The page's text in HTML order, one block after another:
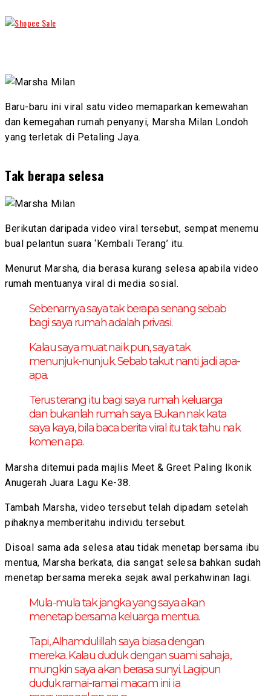
Baru-baru ini viral satu video memaparkan kemewahan
dan kemegahan rumah penyanyi, Marsha Milan Londoh
yang terletak di Petaling Jaya.
Tak berapa selesa
Berikutan daripada video viral tersebut, sempat menemu
bual pelantun suara ‘Kembali Terang’ itu.
Menurut Marsha, dia berasa kurang selesa apabila video
rumah mentuanya viral di media sosial.
Sebenarnya saya tak berapa senang sebab
bagi saya rumah adalah privasi.
Kalau saya muat naik pun, saya tak
menunjuk-nunjuk. Sebab takut nanti jadi apa-
apa.
Terus terang itu bagi saya rumah keluarga
dan bukanlah rumah saya. Bukan nak kata
saya kaya, bila baca berita viral itu tak tahu nak
komen apa.
Marsha ditemui pada majlis Meet & Greet Paling Ikonik
Anugerah Juara Lagu Ke-38.
Tambah Marsha, video tersebut telah dipadam setelah
pihaknya memberitahu individu tersebut.
Disoal sama ada selesa atau tidak menetap bersama ibu
mentua, Marsha berkata, dia sangat selesa bahkan sudah
menetap bersama mereka sejak awal perkahwinan lagi.
Mula-mula tak jangka yang saya akan
menetap bersama keluarga mentua.
Tapi, Alhamdulillah saya biasa dengan
mereka. Kalau duduk dengan suami sahaja,
mungkin saya akan berasa sunyi. Lagipun
duduk ramai-ramai macam ini ia